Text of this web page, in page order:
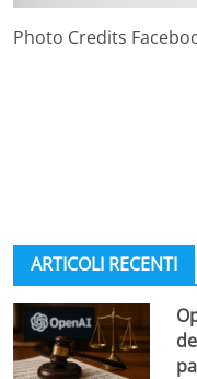
Photo Credits
ARTICOLI RECENTI